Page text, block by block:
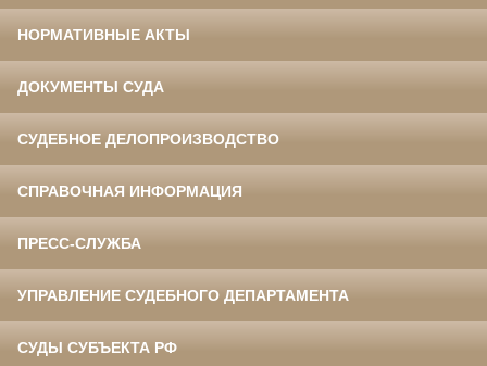
НОРМАТИВНЫЕ АКТЫ
ДОКУМЕНТЫ СУДА
СУДЕБНОЕ ДЕЛОПРОИЗВОДСТВО
СПРАВОЧНАЯ ИНФОРМАЦИЯ
ПРЕСС-СЛУЖБА
УПРАВЛЕНИЕ СУДЕБНОГО ДЕПАРТАМЕНТА
СУДЫ СУБЪЕКТА РФ